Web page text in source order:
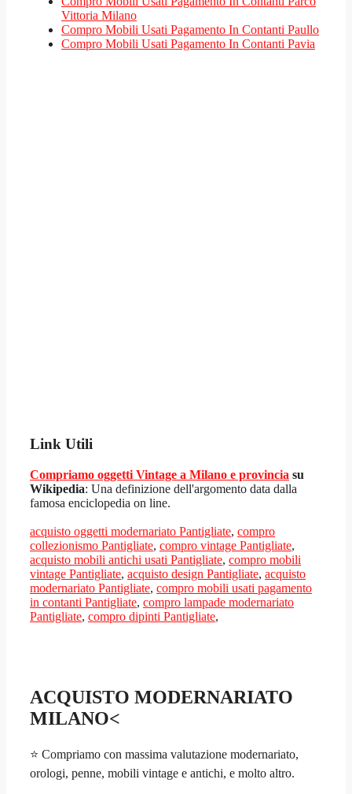
Vittoria Milano
Compro Mobili Usati Pagamento In Contanti Paullo
Compro Mobili Usati Pagamento In Contanti Pavia
Link Utili
Compriamo oggetti Vintage a Milano e provincia su
Wikipedia: Una definizione dell'argomento data dalla
famosa enciclopedia on line.
acquisto oggetti modernariato Pantigliate, compro
collezionismo Pantigliate, compro vintage Pantigliate,
acquisto mobili antichi usati Pantigliate, compro mobili
vintage Pantigliate, acquisto design Pantigliate, acquisto
modernariato Pantigliate, compro mobili usati pagamento
in contanti Pantigliate, compro lampade modernariato
Pantigliate, compro dipinti Pantigliate,
ACQUISTO MODERNARIATO
MILANO<
⭐ Compriamo con massima valutazione modernariato,
orologi, penne, mobili vintage e antichi, e molto altro.